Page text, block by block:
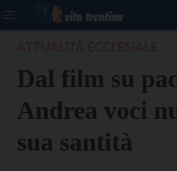
Dal film su
Andrea voci
sua santità